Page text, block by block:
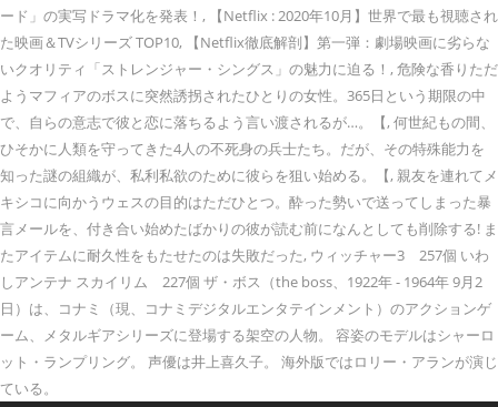
ード」の実写ドラマ化を発表！, 【Netflix : 2020年10月】世界で最も視聴され
た映画＆TVシリーズ TOP10, 【Netflix徹底解剖】第一弾：劇場映画に劣らな
いクオリティ「ストレンジャー・シングス」の魅力に迫る！, 危険な香りただ
ようマフィアのボスに突然誘拐されたひとりの女性。365日という期限の中
で、自らの意志で彼と恋に落ちるよう言い渡されるが…。【, 何世紀もの間、
ひそかに人類を守ってきた4人の不死身の兵士たち。だが、その特殊能力を
知った謎の組織が、私利私欲のために彼らを狙い始める。【, 親友を連れてメ
キシコに向かうウェスの目的はただひとつ。酔った勢いで送ってしまった暴
言メールを、付き合い始めたばかりの彼が読む前になんとしても削除する! ま
たアイテムに耐久性をもたせたのは失敗だった, ウィッチャー3 257個 いわ
しアンテナ スカイリム 227個 ザ・ボス（the boss、1922年 - 1964年 9月2
日）は、コナミ（現、コナミデジタルエンタテインメント）のアクションゲ
ーム、メタルギアシリーズに登場する架空の人物。 容姿のモデルはシャーロ
ット・ランプリング。 声優は井上喜久子。 海外版ではロリー・アランが演じ
ている。